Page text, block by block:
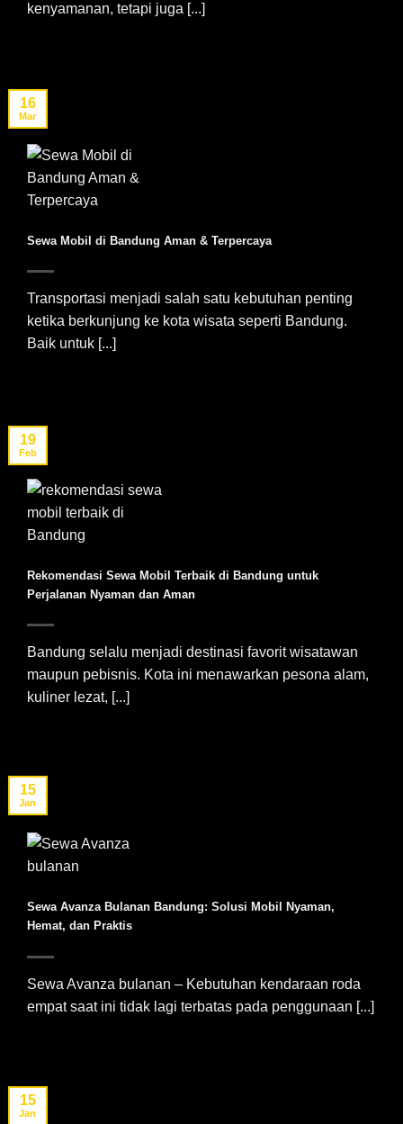
kenyamanan, tetapi juga [...]
Sewa Mobil di Bandung Aman & Terpercaya
Transportasi menjadi salah satu kebutuhan penting
ketika berkunjung ke kota wisata seperti Bandung.
Baik untuk [...]
16
Mar
Rekomendasi Sewa Mobil Terbaik di Bandung untuk
Perjalanan Nyaman dan Aman
Bandung selalu menjadi destinasi favorit wisatawan
maupun pebisnis. Kota ini menawarkan pesona alam,
kuliner lezat, [...]
19
Feb
Sewa Avanza Bulanan Bandung: Solusi Mobil Nyaman,
Hemat, dan Praktis
Sewa Avanza bulanan – Kebutuhan kendaraan roda
empat saat ini tidak lagi terbatas pada penggunaan [...]
15
Jan
15
Jan